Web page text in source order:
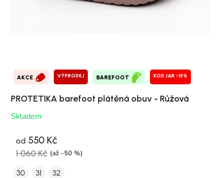
AKCE VÝPRODEJ BAREFOOT KOD JAR -15%
PROTETIKA barefoot plátěná obuv - Růžová
Skladem
od 550 Kč
1 060 Kč (až –50 %)
30 31 32